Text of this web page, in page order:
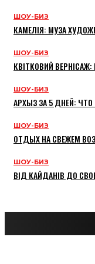
ШОУ-БИЗ
КАМЕЛІЯ: МУЗА
ШОУ-БИЗ
КВІТКОВИЙ
ШОУ-БИЗ
АРХЫЗ ЗА 5 ДНЕЙ:
ШОУ-БИЗ
ОТДЫХ НА СВЕЖЕМ
ШОУ-БИЗ
ВІД КАЙДАНІВ ДО